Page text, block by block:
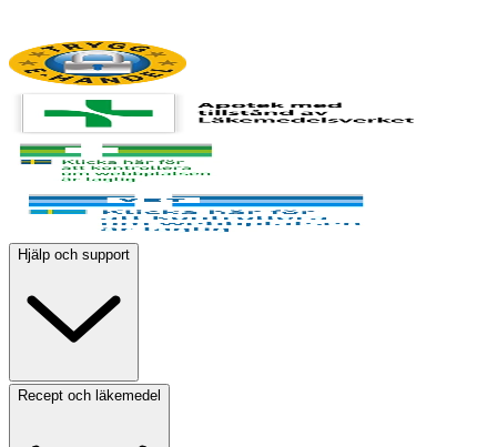
Hjälp och support
Recept och läkemedel